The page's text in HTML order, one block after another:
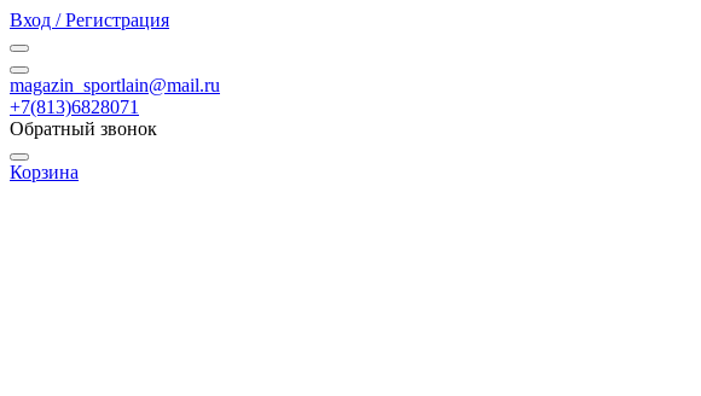
Вход / Регистрация
magazin_sportlain@mail.ru
+7(813)6828071
Обратный звонок
Корзина